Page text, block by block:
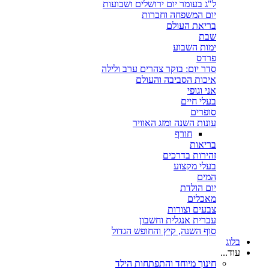
ל"ג בעומר יום ירושלים ושבועות
יום המשפחה וחברות
בריאת העולם
שבת
ימות השבוע
פרדס
סדר יום: בוקר צהרים ערב ולילה
איכות הסביבה והעולם
אני וגופי
בעלי חיים
סופרים
עונות השנה ומזג האוויר
חורף
בריאות
זהירות בדרכים
בעלי מקצוע
המים
יום הולדת
מאכלים
צבעים וצורות
עברית אנגלית וחשבון
סוף השנה, קיץ והחופש הגדול
בלוג
עוד...
חינוך מיוחד והתפתחות הילד